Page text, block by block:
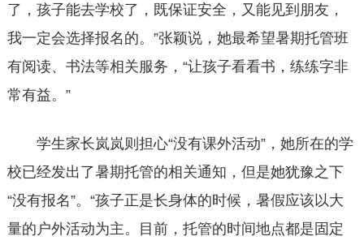
了，孩子能去学校了，既保证安全，又能见到朋友，
我一定会选择报名的。”张颖说，她最希望暑期托管班
有阅读、书法等相关服务，“让孩子看看书，练练字非
常有益。”
学生家长岚岚则担心“没有课外活动”，她所在的学
校已经发出了暑期托管的相关通知，但是她犹豫之下
“没有报名”。“孩子正是长身体的时候，暑假应该以大
量的户外活动为主。目前，托管的时间地点都是固定